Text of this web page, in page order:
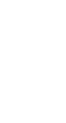
Diskon Untuk